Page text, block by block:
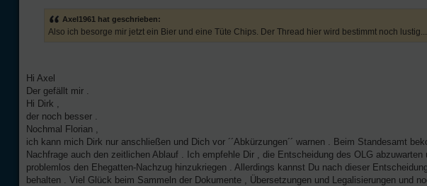
Axel1961 hat geschrieben:
Also ich besorge mir jetzt ein Bier und eine Tüte Chips. Der Thread hier wird bestimmt noch lustig...
Hi Axel
Der gefällt mir .
Hi Dirk ,
der noch besser .
Nochmal Florian ,
ich kann mich Dirk nur anschließen und Dich vor ´´Abkürzungen´´ warnen . Beim Standesamt
Nachfrage auch den zeitlichen Ablauf . Ich empfehle Dir , die Entscheidung des OLG
problemlos den Ehegatten-Nachzug hinzukriegen . Allerdings kannst Du nach dieser
behalten . Viel Glück beim Sammeln der Dokumente , Übersetzungen und Legalisierungen und